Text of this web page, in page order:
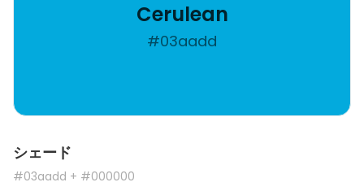
Cerulean
#03aadd
シェード
#03aadd + #000000